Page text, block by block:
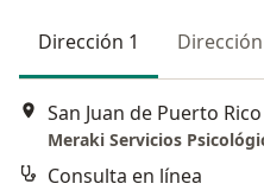
Dirección 1
Meraki Servicios
Consulta en línea